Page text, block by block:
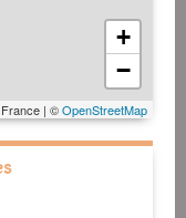
+
−
| ©OpenStreetMap